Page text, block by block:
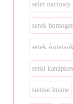
seler naciowy
serek
serek
serki
siemie lniane